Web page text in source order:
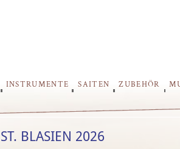
INSTRUMENTE SAITEN ZUBEHÖR
ST. BLASIEN 2026